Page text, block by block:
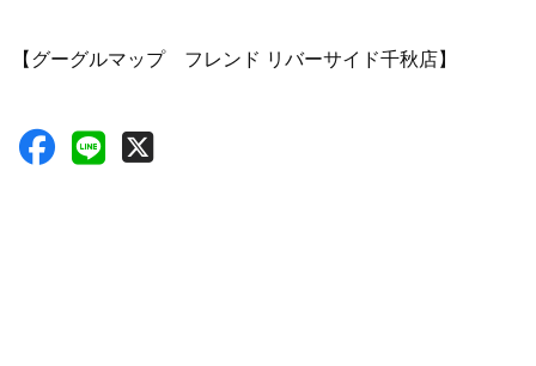
【グーグルマップ フレンド リバーサイド千秋店】